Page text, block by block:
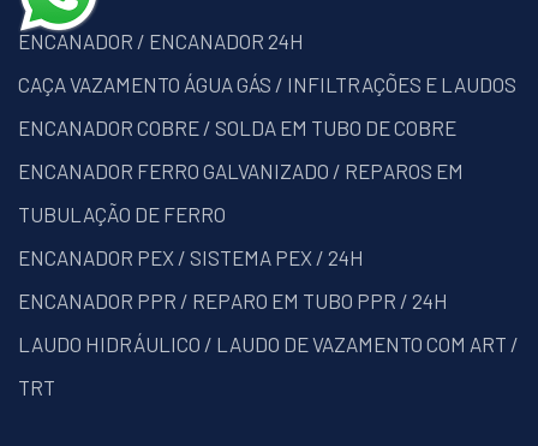
ENCANADOR / ENCANADOR 24H
CAÇA VAZAMENTO ÁGUA GÁS / INFILTRAÇÕES E LAUDOS
ENCANADOR COBRE / SOLDA EM TUBO DE COBRE
ENCANADOR FERRO GALVANIZADO / REPAROS EM
TUBULAÇÃO DE FERRO
ENCANADOR PEX / SISTEMA PEX / 24H
ENCANADOR PPR / REPARO EM TUBO PPR / 24H
LAUDO HIDRÁULICO / LAUDO DE VAZAMENTO COM ART /
TRT